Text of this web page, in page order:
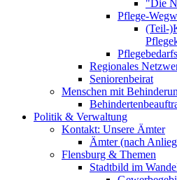
"Die
Pflege-
(Teil-
Regionales
Seniorenbeirat
Menschen mit
Politik & Verwaltung
Kontakt: Unsere Ämter
Ämter (nach
Flensburg & Themen
Stadtbild im